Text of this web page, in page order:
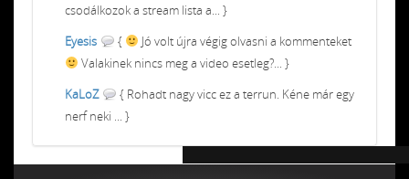
csodálkozok a stream lista a... }
Eyesis
{
Jó volt újra végig olvasni a kommenteket
Valakinek nincs meg a video esetleg?... }
KaLoZ
{ Rohadt nagy vicc ez a terrun. Kéne már egy
nerf neki ... }